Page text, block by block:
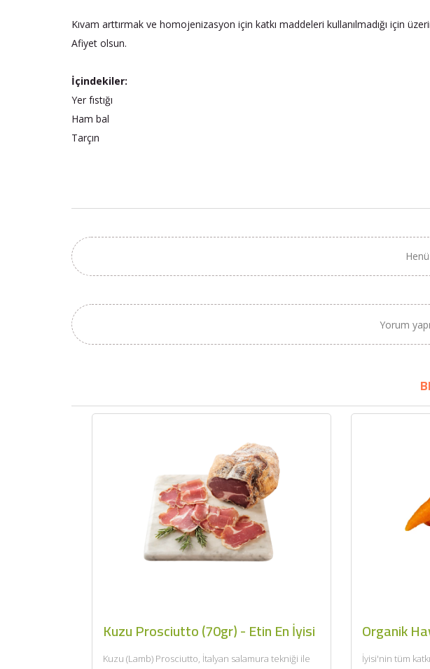
Kıvam arttırmak ve homojenizasyon için katkı maddeleri kullanılmadığı için
Afiyet olsun.
İçindekiler:
Yer fıstığı
Ham bal
Tarçın
Yorum
Kuzu Prosciutto (70gr) - Etin En İyisi
Kuzu (Lamb) Prosciutto, İtalyan salamura tekniği ile
Organik
İyisi'nin tüm
2071,30 TL